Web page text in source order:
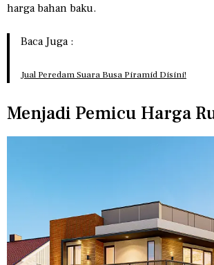
harga bahan baku.
Baca Juga :
Jual Peredam Suara Busa Piramid Disini!
Menjadi Pemicu Harga